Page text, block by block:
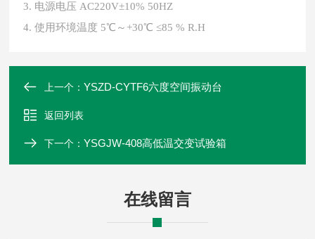
3. 电源电压 AC220V±10% 50HZ
4. 使用环境温度 5℃～+30℃ ≤85 % R.H
上一个：YSZD-CYTF6六度空间振动台
返回列表
下一个：YSGJW-408高低温交变试验箱
在线留言